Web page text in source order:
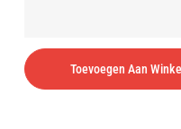
Toevoegen Aan